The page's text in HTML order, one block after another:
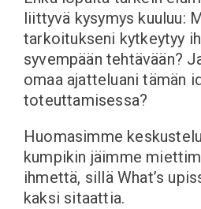
liittyvä kysymys kuuluu:
tarkoitukseni kytkeytyy
syvempään tehtävään?
omaa ajatteluani tämän
toteuttamisessa?
Huomasimme
kumpikin jäimme
ihmettä, sillä What’s
kaksi sitaattia.